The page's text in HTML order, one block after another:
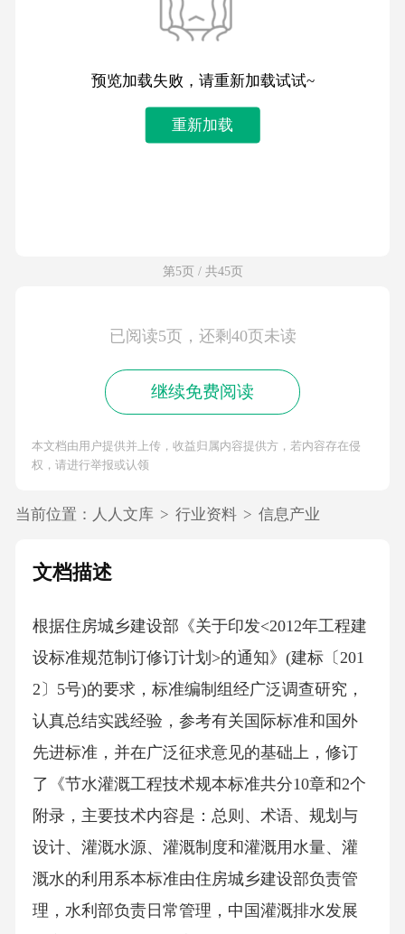
预览加载失败，请重新加载试试~
重新加载
第5页 / 共45页
已阅读5页，还剩40页未读
继续免费阅读
本文档由用户提供并上传，收益归属内容提供方，若内容存在侵
权，请进行举报或认领
当前位置： 人人文库 > 行业资料 > 信息产业
文档描述
根据住房城乡建设部《关于印发<2012年工程建
设标准规范制订修订计划>的通知》(建标〔201
2〕5号)的要求，标准编制组经广泛调查研究，
认真总结实践经验，参考有关国际标准和国外
先进标准，并在广泛征求意见的基础上，修订
了《节水灌溉工程技术规本标准共分10章和2个
附录，主要技术内容是：总则、术语、规划与
设计、灌溉水源、灌溉制度和灌溉用水量、灌
溉水的利用系本标准由住房城乡建设部负责管
理，水利部负责日常管理，中国灌溉排水发展